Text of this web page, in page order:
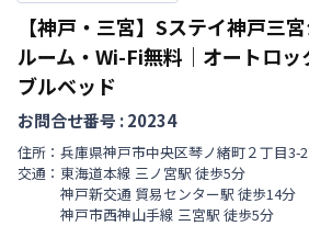
【神戸・三宮】Sステイ神戸三
ルーム・Wi-Fi無料｜オートロッ
ブルベッド
お問合せ番号 :20234
住所： 兵庫県神戸市中央区琴ノ緒町２丁目3-
交通： 東海道本線 三ノ宮駅 徒歩5分
神戸新交通 貿易センター駅 徒歩14分
神戸市西神山手線 三宮駅 徒歩5分